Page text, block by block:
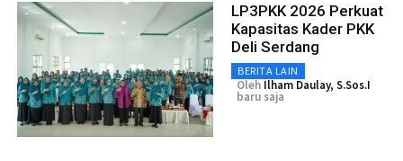
LP3PKK 2026 Perkuat
Kapasitas Kader PKK
Deli Serdang
BERITA LAIN
Oleh Ilham Daulay, S.Sos.I
baru saja